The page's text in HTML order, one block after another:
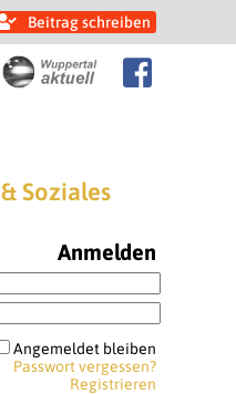
Beitrag schreiben
Soziales
Anmelden
Angemeldet bleiben
Passwort vergessen?
Registrieren